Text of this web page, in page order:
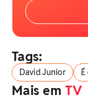
Tags:
David Junior
Mais emTV